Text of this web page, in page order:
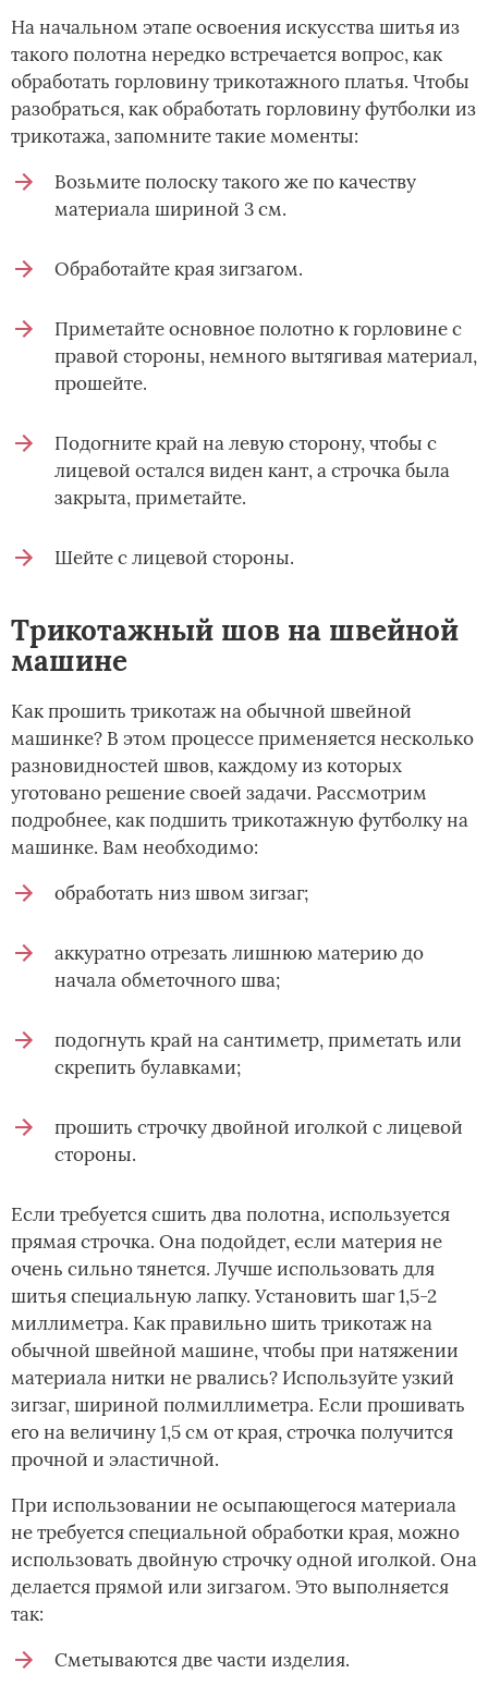
На начальном этапе освоения искусства шитья из
такого полотна нередко встречается вопрос, как
обработать горловину трикотажного платья. Чтобы
разобраться, как обработать горловину футболки из
трикотажа, запомните такие моменты:
Возьмите полоску такого же по качеству
материала шириной 3 см.
Обработайте края зигзагом.
Приметайте основное полотно к горловине с
правой стороны, немного вытягивая материал,
прошейте.
Подогните край на левую сторону, чтобы с
лицевой остался виден кант, а строчка была
закрыта, приметайте.
Шейте с лицевой стороны.
Трикотажный шов на швейной
машине
Как прошить трикотаж на обычной швейной
машинке? В этом процессе применяется несколько
разновидностей швов, каждому из которых
уготовано решение своей задачи. Рассмотрим
подробнее, как подшить трикотажную футболку на
машинке. Вам необходимо:
обработать низ швом зигзаг;
аккуратно отрезать лишнюю материю до
начала обметочного шва;
подогнуть край на сантиметр, приметать или
скрепить булавками;
прошить строчку двойной иголкой с лицевой
стороны.
Если требуется сшить два полотна, используется
прямая строчка. Она подойдет, если материя не
очень сильно тянется. Лучше использовать для
шитья специальную лапку. Установить шаг 1,5-2
миллиметра. Как правильно шить трикотаж на
обычной швейной машине, чтобы при натяжении
материала нитки не рвались? Используйте узкий
зигзаг, шириной полмиллиметра. Если прошивать
его на величину 1,5 см от края, строчка получится
прочной и эластичной.
При использовании не осыпающегося материала
не требуется специальной обработки края, можно
использовать двойную строчку одной иголкой. Она
делается прямой или зигзагом. Это выполняется
так:
Сметываются две части изделия.